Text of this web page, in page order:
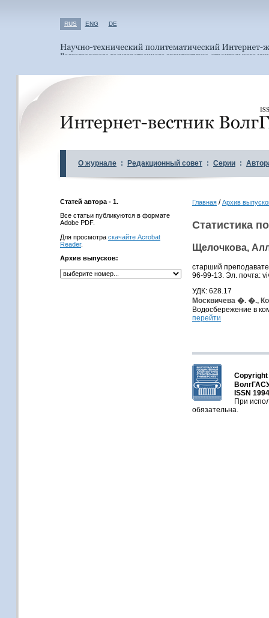
RUS ENG DE
О журнале : Редакционный совет : Серии :
Статей автора - 1.
Все статьи публикуются в формате
Adobe PDF.
Для просмотра скачайте Acrobat
Reader.
Архив выпусков:
Главная /Архив
Статистика
Щелочкова,
старший
96-99-13. Эл. почта:
УДК: 628.17
Москвичева �. �.,
Водосбережение в
перейти
Copyright
ISSN
При
обязательна.